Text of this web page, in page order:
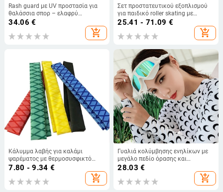
Rash guard με UV προστασία για
θαλάσσια σπορ – ελαφρύ
μπλουζάκι κολύμβησης με
προστασία από μέδουσες, unisex,
ενήλικες
34.06 €
add_shopping_cart
Σετ προστατευτικού εξοπλισμού
για παιδικό roller skating με
κράνος ποδηλάτου (EPS; παιδιά;
ποδηλάτου)
25.41 - 71.09 €
add_shopping_cart
Κάλυμμα λαβής για καλάμι
ψαρέματος με θερμοσυσφικτό
σωλήνα, χρωματιστή ταινία
περιέλιξη για καλάμι
7.80 - 9.34 €
add_shopping_cart
Γυαλιά κολύμβησης ενηλίκων με
μεγάλο πεδίο όρασης και
μεγάλους φακούς, PVC υλικό,
μονοχρωματικό σχέδιο, αδιάβροχα,
αντιθαμβωτικά και UV προστασία.
28.03 €
add_shopping_cart